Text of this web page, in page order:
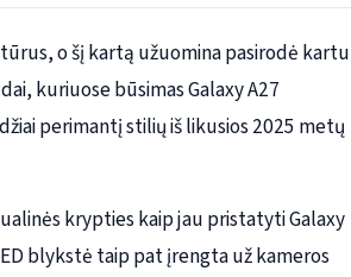
o šį kartą užuomina pasirodė kartu
kuriuose būsimas Galaxy A27
perimantį stilių iš likusios 2025 metų
krypties kaip jau pristatyti Galaxy
blykstė taip pat įrengta už kameros